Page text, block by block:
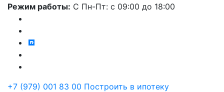
Режим работы: С Пн-Пт: с 09:00 до 18:00
+7 (979) 001 83 00 Построить в ипотеку